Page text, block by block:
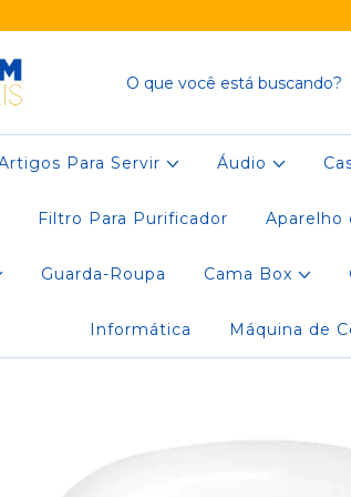
Para Servir Áudio
Filtro Para Purificador Aparelho
Guarda-Roupa Cama Box
Informática Máquina de